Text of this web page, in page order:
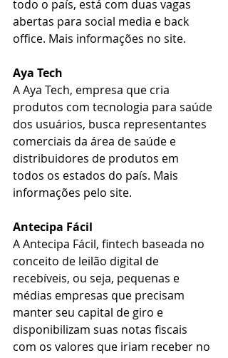
todo o país, está com duas vagas
abertas para social media e back
office. Mais informações no site.
Aya Tech
A Aya Tech, empresa que cria
produtos com tecnologia para saúde
dos usuários, busca representantes
comerciais da área de saúde e
distribuidores de produtos em
todos os estados do país. Mais
informações pelo site.
Antecipa Fácil
A Antecipa Fácil, fintech baseada no
conceito de leilão digital de
recebíveis, ou seja, pequenas e
médias empresas que precisam
manter seu capital de giro e
disponibilizam suas notas fiscais
com os valores que iriam receber no